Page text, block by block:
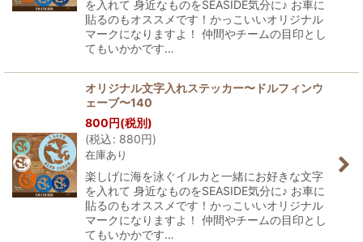
を入れて 身近なものをSEASIDE気分に♪ お車に
貼るのもオススメです！かっこいいオリジナル
マークになりますよ！ 仲間やチームの目印とし
てもいかかです…
オリジナル文字入れステッカー〜ドルフィンウ
ェーブ〜140
800円(税別)
(税込: 880円)
在庫あり
楽しげに海を泳ぐイルカと一緒にお好きな文字
を入れて 身近なものをSEASIDE気分に♪ お車に
貼るのもオススメです！かっこいいオリジナル
マークになりますよ！ 仲間やチームの目印とし
てもいかかです…